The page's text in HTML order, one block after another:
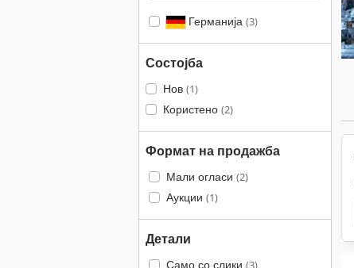
Германија (3)
Состојба
Нов (1)
Користено (2)
Формат на продажба
Мали огласи (2)
Аукции (1)
Детали
Само со слики (3)